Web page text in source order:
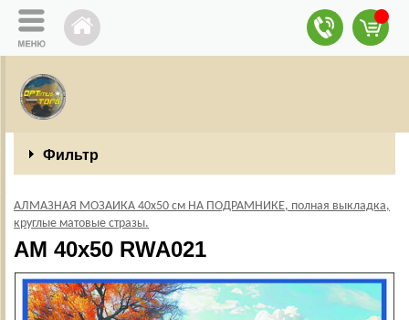
Фильтр
АЛМАЗНАЯ МОЗАИКА 40х50 см НА ПОДРАМНИКЕ, полная выкладка,
круглые матовые стразы.
AM 40x50 RWA021